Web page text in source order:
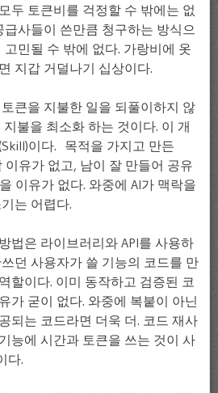
두 토큰비를 걱정할 수 밖에는 없
급사들이 쓴만큼 청구하는 방식으
고민될 수 밖에 없다. 가랑비에 옷
지갑 거덜나기 십상이다.
큰을 지불한 일을 되풀이하지 않
불을 최소화 하는 것이다. 이 개
이다. 목적을 가지고 만든
유가 없고, 남이 잘 만들어 공유
이유가 없다. 와중에 AI가 맥락을
는 어렵다.
법은 라이브러리와 API를 사용하
던 사용자가 쓸 기능의 코드를 만
할이다. 이미 동작하고 검증된 코
가 굳이 없다. 와중에 복붙이 아닌
되는 코드라면 더욱 더. 코드 재사
능에 시간과 토큰을 쓰는 것이 사
다.